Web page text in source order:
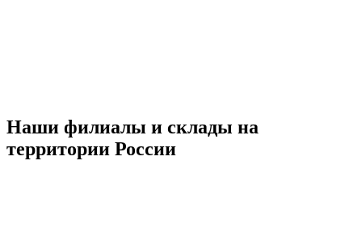
Наши филиалы и склады на
территории России